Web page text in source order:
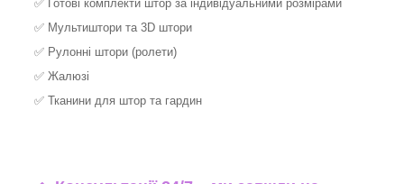
✅ Готові комплекти штор за індивідуальними розмірами
✅ Мультиштори та 3D штори
✅ Рулонні штори (ролети)
✅ Жалюзі
✅ Тканини для штор та гардин